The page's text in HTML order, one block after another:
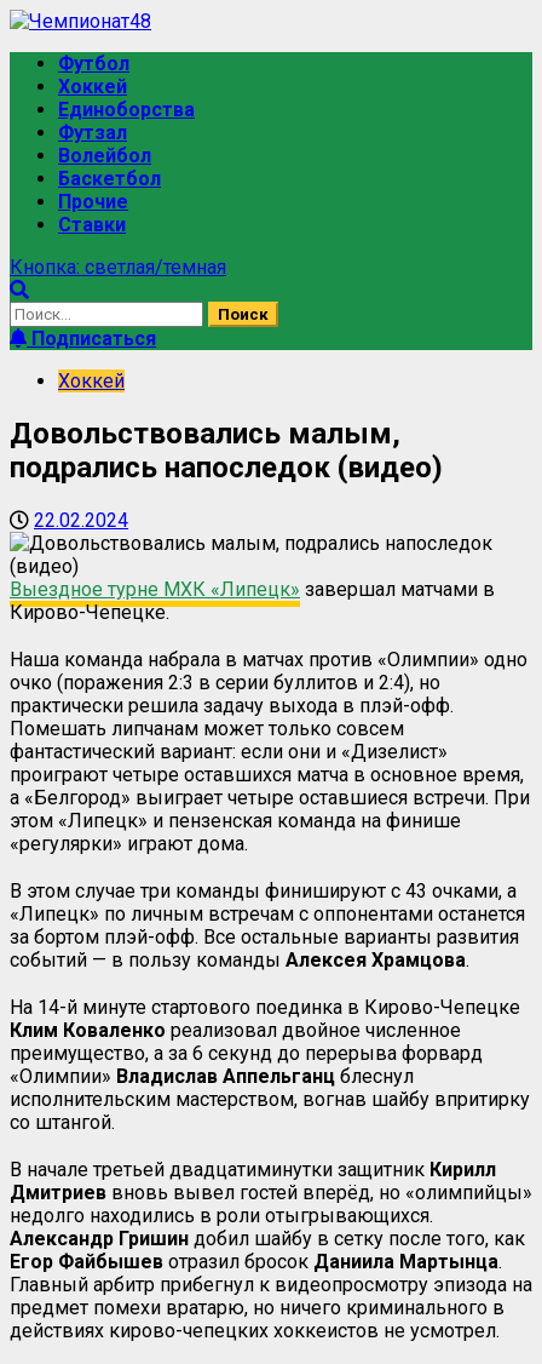
Футбол
Хоккей
Единоборства
Футзал
Волейбол
Баскетбол
Прочие
Ставки
Кнопка: светлая/темная
Подписаться
Хоккей
Довольствовались малым,
подрались напоследок (видео)
22.02.2024
Выездное турне МХК «Липецк» завершал матчами в
Кирово-Чепецке.
Наша команда набрала в матчах против «Олимпии» одно
очко (поражения 2:3 в серии буллитов и 2:4), но
практически решила задачу выхода в плэй-офф.
Помешать липчанам может только совсем
фантастический вариант: если они и «Дизелист»
проиграют четыре оставшихся матча в основное время,
а «Белгород» выиграет четыре оставшиеся встречи. При
этом «Липецк» и пензенская команда на финише
«регулярки» играют дома.
В этом случае три команды финишируют с 43 очками, а
«Липецк» по личным встречам с оппонентами останется
за бортом плэй-офф. Все остальные варианты развития
событий — в пользу команды Алексея Храмцова.
На 14-й минуте стартового поединка в Кирово-Чепецке
Клим Коваленко реализовал двойное численное
преимущество, а за 6 секунд до перерыва форвард
«Олимпии» Владислав Аппельганц блеснул
исполнительским мастерством, вогнав шайбу впритирку
со штангой.
В начале третьей двадцатиминутки защитник Кирилл
Дмитриев вновь вывел гостей вперёд, но «олимпийцы»
недолго находились в роли отыгрывающихся.
Александр Гришин добил шайбу в сетку после того, как
Егор Файбышев отразил бросок Даниила Мартынца.
Главный арбитр прибегнул к видеопросмотру эпизода на
предмет помехи вратарю, но ничего криминального в
действиях кирово-чепецких хоккеистов не усмотрел.